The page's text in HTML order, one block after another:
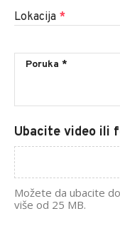
Lokacija *
Ubacite video ili
Možete da ubacite
više od 25 MB.